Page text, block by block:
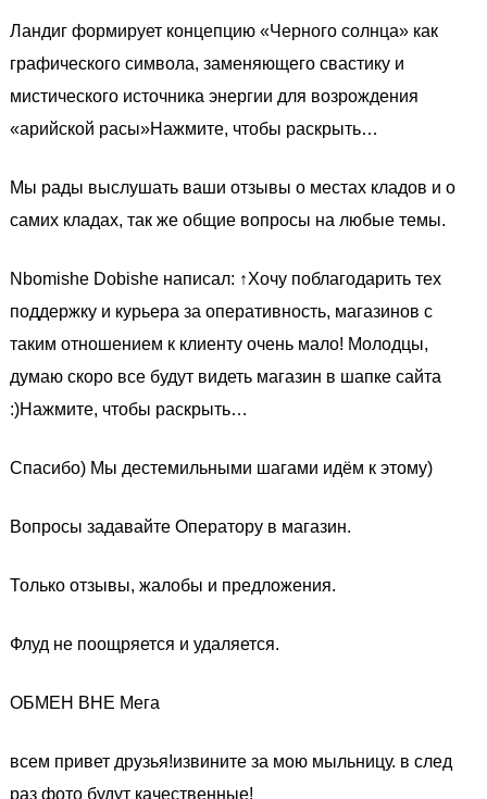
Ландиг формирует концепцию «Черного солнца» как
графического символа, заменяющего свастику и
мистического источника энергии для возрождения
«арийской расы»Нажмите, чтобы раскрыть…
Мы рады выслушать ваши отзывы о местах кладов и о
самих кладах, так же общие вопросы на любые темы.
Nbomishe Dobishe написал: ↑Хочу поблагодарить тех
поддержку и курьера за оперативность, магазинов с
таким отношением к клиенту очень мало! Молодцы,
думаю скоро все будут видеть магазин в шапке сайта
:)Нажмите, чтобы раскрыть…
Спасибо) Мы дестемильными шагами идём к этому)
Вопросы задавайте Оператору в магазин.
Только отзывы, жалобы и предложения.
Флуд не поощряется и удаляется.
ОБМЕН ВНЕ Мега
всем привет друзья!извините за мою мыльницу. в след
раз фото будут качественные!